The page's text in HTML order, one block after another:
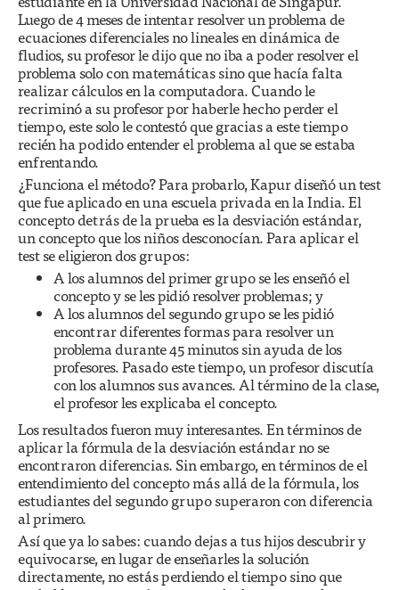
Luego de 4 meses de intentar resolver un problema de
ecuaciones diferenciales no lineales en dinámica de
fludios, su profesor le dijo que no iba a poder resolver el
problema solo con matemáticas sino que hacía falta
realizar cálculos en la computadora. Cuando le
recriminó a su profesor por haberle hecho perder el
tiempo, este solo le contestó que gracias a este tiempo
recién ha podido entender el problema al que se estaba
enfrentando.
¿Funciona el método? Para probarlo, Kapur diseñó un test
que fue aplicado en una escuela privada en la India. El
concepto detrás de la prueba es la desviación estándar,
un concepto que los niños desconocían. Para aplicar el
test se eligieron dos grupos:
A los alumnos del primer grupo se les enseñó el
concepto y se les pidió resolver problemas; y
A los alumnos del segundo grupo se les pidió
encontrar diferentes formas para resolver un
problema durante 45 minutos sin ayuda de los
profesores. Pasado este tiempo, un profesor discutía
con los alumnos sus avances. Al término de la clase,
el profesor les explicaba el concepto.
Los resultados fueron muy interesantes. En términos de
aplicar la fórmula de la desviación estándar no se
encontraron diferencias. Sin embargo, en términos de el
entendimiento del concepto más allá de la fórmula, los
estudiantes del segundo grupo superaron con diferencia
al primero.
Así que ya lo sabes: cuando dejas a tus hijos descubrir y
equivocarse, en lugar de enseñarles la solución
directamente, no estás perdiendo el tiempo sino que